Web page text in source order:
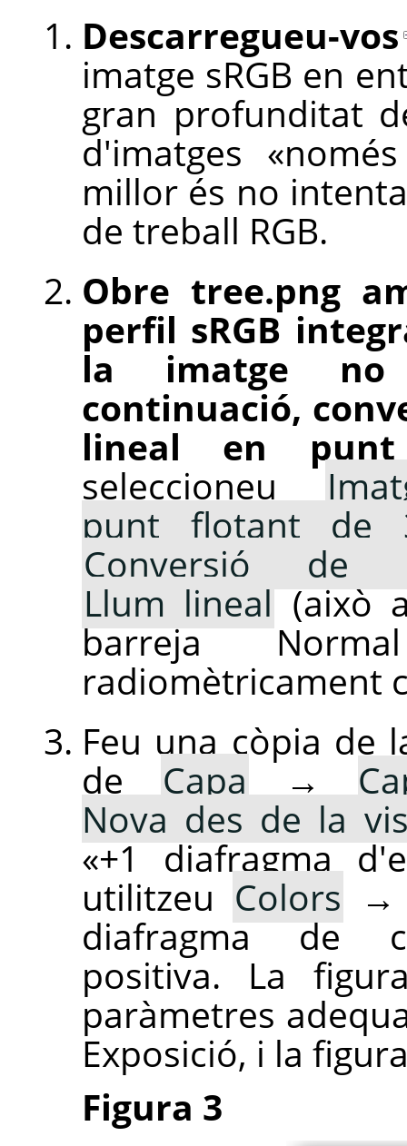
Descarregueu-vos
imatge sRGB en
gran profunditat
d'imatges
millor és no
de treball RGB.
Obre tree.png
perfil sRGB
la imatge no
continuació,
lineal en
seleccioneu
punt flotant de
Conversió de
Llum lineal(això
barreja
radiomètricament
Feu una còpia de
de Capa →
Nova des de la
«+1 diafragma
utilitzeu Colors
diafragma de
positiva. La
paràmetres
Exposició, i la
Figura 3